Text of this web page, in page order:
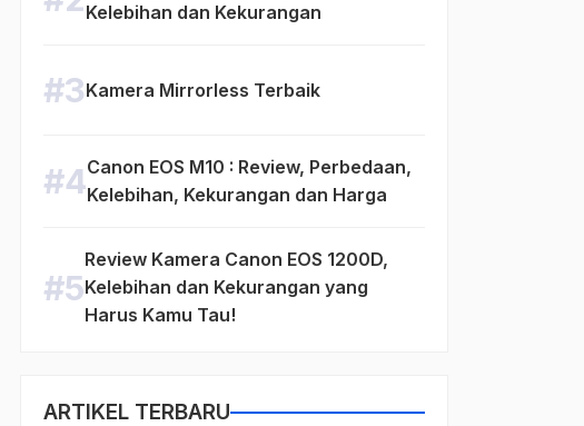
Kelebihan dan Kekurangan
Kamera Mirrorless Terbaik
Canon EOS M10 : Review, Perbedaan,
Kelebihan, Kekurangan dan Harga
Review Kamera Canon EOS 1200D,
Kelebihan dan Kekurangan yang
Harus Kamu Tau!
ARTIKEL TERBARU